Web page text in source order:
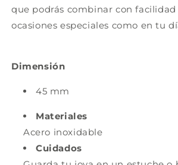
que podrás combinar con
ocasiones especiales como en tu
Dimensión
45 mm
Materiales
Acero inoxidable
Cuidados